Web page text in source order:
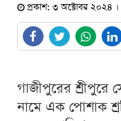
প্রকাশ: ৩ অক্টোবর ২০২৪
গাজীপুরের
নামে এক পোশাক